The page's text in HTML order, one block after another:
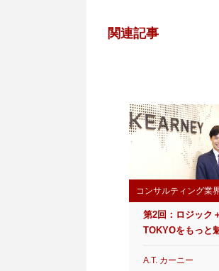
関連記事
コンサルティング業
第2回：ロジック
TOKYOをもっと
A.T. カーニー